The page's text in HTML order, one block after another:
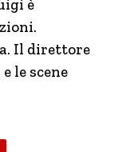
è
Il direttore
le scene